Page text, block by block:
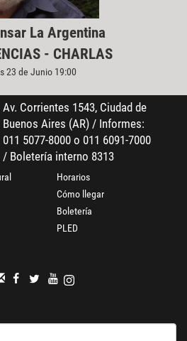
La Argentina
- CHARLAS
23 de Junio 19:00
Av. Corrientes 1543, Ciudad de
Buenos Aires (AR) / Informes:
011 5077-8000 o 011 6091-7000
/ Boletería interno 8313
Horarios
Cómo llegar
Boletería
PLED